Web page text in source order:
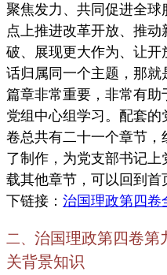
聚焦发力、共同促进全
点上推进改革开放、推
破、展现更大作为、让
话归属同一个主题，那
篇章非常重要，非常有
党组中心组学习。配套
卷总共有二十一个章节
了制作，为党支部书记
载其他章节，可以回到
下链接： 治国理政第四卷
二、 治国理政第四卷第
关背景知识